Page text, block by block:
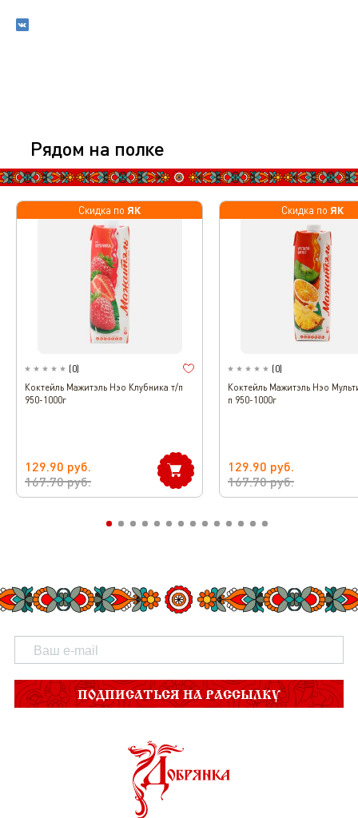
Рядом на полке
Скидка по ЯК
(0)
Коктейль Мажитэль Нэо Клубника т/п
950-1000г
129.90 руб.
167.70руб.
Скидка по ЯК
(0)
Коктейль Мажитэль Нэо
п 950-1000г
129.90 руб.
167.70руб.
ПОДПИСАТЬСЯ НА РАССЫЛКУ